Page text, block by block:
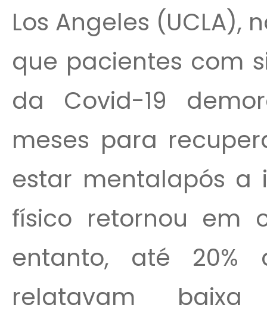
Los Angeles (UCLA),
que pacientes com
da Covid-19
meses para
estar mentalapós a
físico retornou em
entanto, até 20%
relatavam